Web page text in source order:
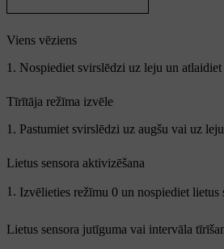
Viens vēziens
Nospiediet svirslēdzi uz leju un atlaidiet
Tīrītāja režīma izvēle
Pastumiet svirslēdzi uz augšu vai uz
Lietus sensora aktivizēšana
Izvēlieties režīmu 0 un nospiediet lietus
Lietus sensora jutīguma vai intervāla